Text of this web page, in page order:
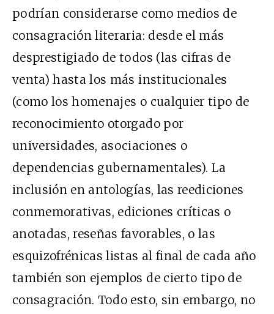
podrían considerarse como medios de
consagración literaria: desde el más
desprestigiado de todos (las cifras de
venta) hasta los más institucionales
(como los homenajes o cualquier tipo de
reconocimiento otorgado por
universidades, asociaciones o
dependencias gubernamentales). La
inclusión en antologías, las reediciones
conmemorativas, ediciones críticas o
anotadas, reseñas favorables, o las
esquizofrénicas listas al final de cada año
también son ejemplos de cierto tipo de
consagración. Todo esto, sin embargo, no